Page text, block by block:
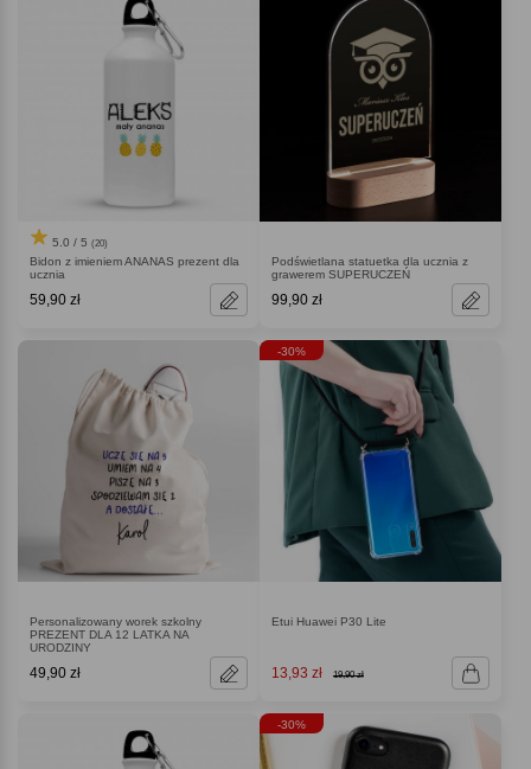
5.0 / 5 (20)
Bidon z imieniem ANANAS prezent dla
ucznia
59,90 zł
Podświetlana statuetka dla ucznia z
grawerem SUPERUCZEŃ
99,90 zł
Personalizowany worek szkolny
PREZENT DLA 12 LATKA NA
URODZINY
49,90 zł
-30%
Etui Huawei P30 Lite
13,93 zł 19,90 zł
-30%